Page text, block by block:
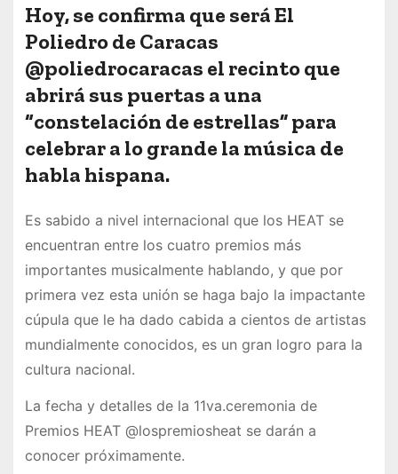
Hoy, se confirma que será El
Poliedro de Caracas
@poliedrocaracas el recinto que
abrirá sus puertas a una
“constelación de estrellas” para
celebrar a lo grande la música de
habla hispana.
Es sabido a nivel internacional que los HEAT se
encuentran entre los cuatro premios más
importantes musicalmente hablando, y que por
primera vez esta unión se haga bajo la impactante
cúpula que le ha dado cabida a cientos de artistas
mundialmente conocidos, es un gran logro para la
cultura nacional.
La fecha y detalles de la 11va.ceremonia de
Premios HEAT @lospremiosheat se darán a
conocer próximamente.